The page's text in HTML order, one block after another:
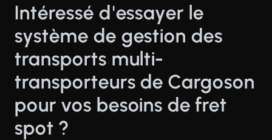
Intéressé d'essayer le
système de gestion des
transports multi-
transporteurs de Cargoson
pour vos besoins de fret
spot ?